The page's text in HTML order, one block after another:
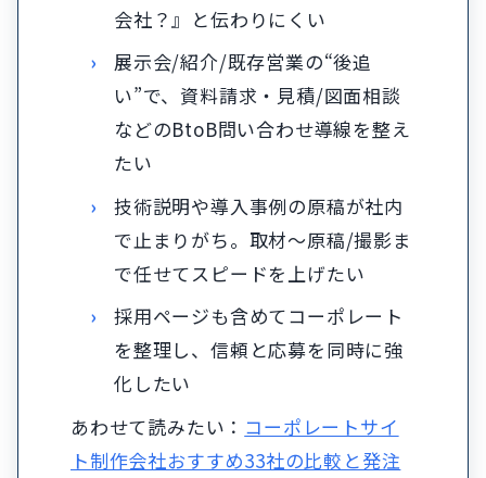
会社？』と伝わりにくい
展示会/紹介/既存営業の“後追
い”で、資料請求・見積/図面相談
などのBtoB問い合わせ導線を整え
たい
技術説明や導入事例の原稿が社内
で止まりがち。取材〜原稿/撮影ま
で任せてスピードを上げたい
採用ページも含めてコーポレート
を整理し、信頼と応募を同時に強
化したい
あわせて読みたい： コーポレートサイ
ト制作会社おすすめ33社の比較と発注